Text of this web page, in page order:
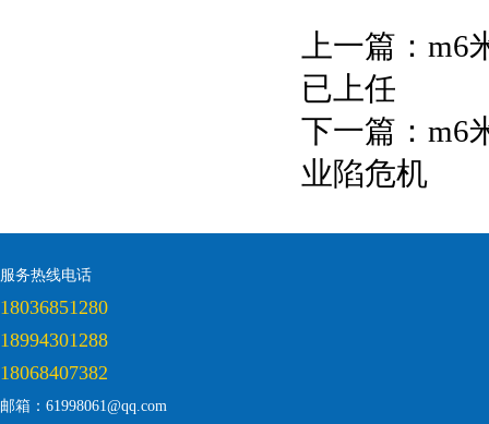
上一篇： m6
已上任
下一篇： m6
业陷危机
服务热线电话
18036851280
18994301288
18068407382
邮箱：61998061@qq.com